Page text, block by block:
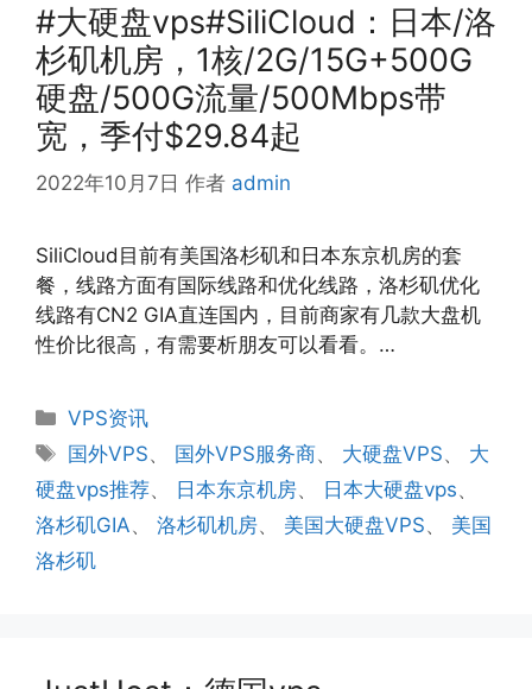
#大硬盘vps#SiliCloud：日本/洛
杉矶机房，1核/2G/15G+500G
硬盘/500G流量/500Mbps带
宽，季付$29.84起
2022年10月7日 作者 admin
SiliCloud目前有美国洛杉矶和日本东京机房的套
餐，线路方面有国际线路和优化线路，洛杉矶优化
线路有CN2 GIA直连国内，目前商家有几款大盘机
性价比很高，有需要析朋友可以看看。…
分
类
VPS资讯
标
签
国外VPS、 国外VPS服务商、 大硬盘VPS、 大
硬盘vps推荐、 日本东京机房、 日本大硬盘vps、
洛杉矶GIA、 洛杉矶机房、 美国大硬盘VPS、 美国
洛杉矶